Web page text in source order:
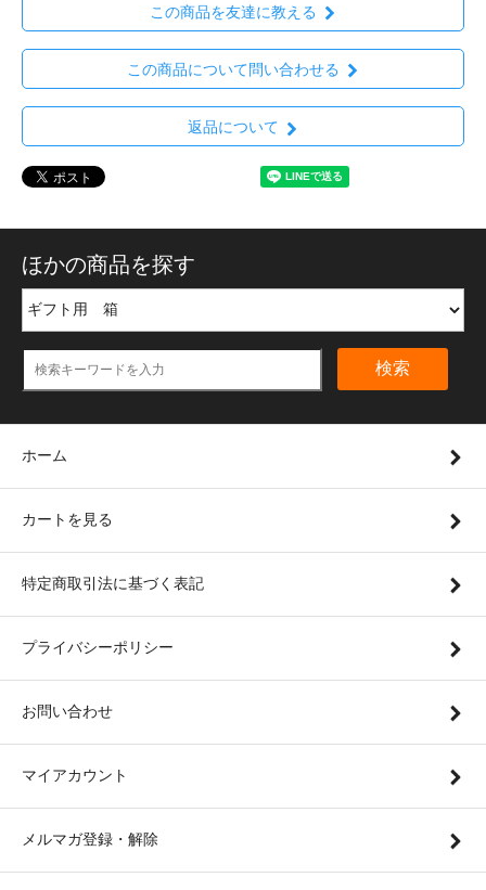
この商品を友達に教える
この商品について問い合わせる
返品について
ほかの商品を探す
検索
ホーム
カートを見る
特定商取引法に基づく表記
プライバシーポリシー
お問い合わせ
マイアカウント
メルマガ登録・解除